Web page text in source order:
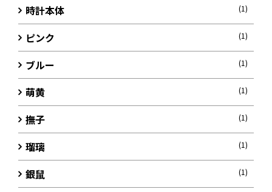
時計本体
(1)
ピンク (1)
ブルー (1)
萌黄 (1)
撫子 (1)
瑠璃 (1)
銀鼠 (1)